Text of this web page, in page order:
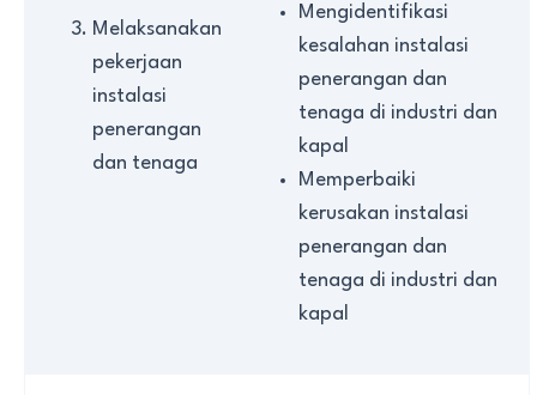
Melaksanakan
pekerjaan
instalasi
penerangan
dan tenaga
Mengidentifikasi
kesalahan instalasi
penerangan dan
tenaga di industri dan
kapal
Memperbaiki
kerusakan instalasi
penerangan dan
tenaga di industri dan
kapal